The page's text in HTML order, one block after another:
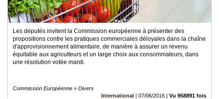
Les députés invitent la Commission européenne à présenter des
propositions contre les pratiques commerciales déloyales dans la chaîne
d'approvisionnement alimentaire, de manière à assurer un revenu
équitable aux agriculteurs et un large choix aux consommateurs, dans
une résolution votée mardi.
Commission Européenne » Divers
International | 07/06/2016 | Vu 958891 fois